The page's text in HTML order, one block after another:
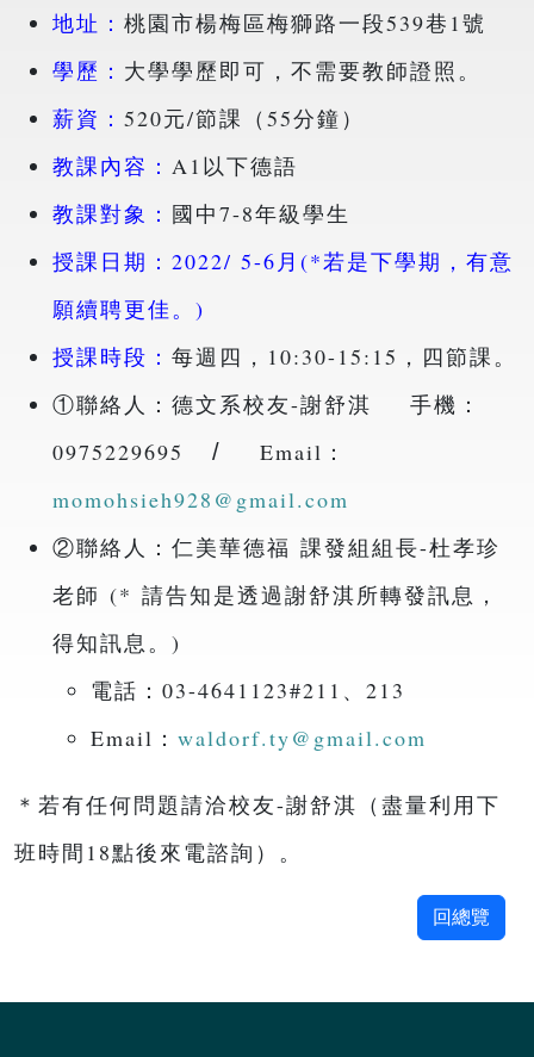
地址： 桃園市楊梅區梅獅路一段539巷1號
學歷： 大學學歷即可，不需要教師證照。
薪資： 520元/節課（55分鐘）
教課內容： A1以下德語
教課對象： 國中7-8年級學生
授課日期：2022/ 5-6月(*若是下學期，有意
願續聘更佳。)
授課時段： 每週四，10:30-15:15，四節課。
①聯絡人：德文系校友-謝舒淇
手機：
0975229695
/ Email：
momohsieh928@gmail.com
②聯絡人：仁美華德福 課發組組長-杜孝珍
老師 (* 請告知是透過謝舒淇所轉發訊息，
得知訊息。)
電話：03-4641123#211、213
Email： waldorf.ty@gmail.com
＊若有任何問題請洽校友-謝舒淇（盡量利用下
班時間18點後來電諮詢）。
回總覽